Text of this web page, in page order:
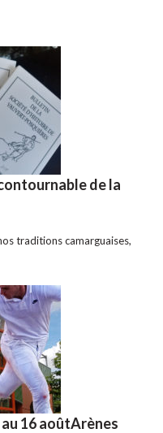
de la
traditions camarguaises,
16 aoûtArènes